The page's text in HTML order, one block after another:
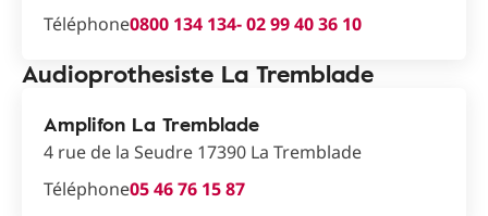
Téléphone0800 134 134- 02 99 40 36 10
Audioprothesiste La Tremblade
Amplifon La Tremblade
4 rue de la Seudre 17390 La Tremblade
Téléphone05 46 76 15 87